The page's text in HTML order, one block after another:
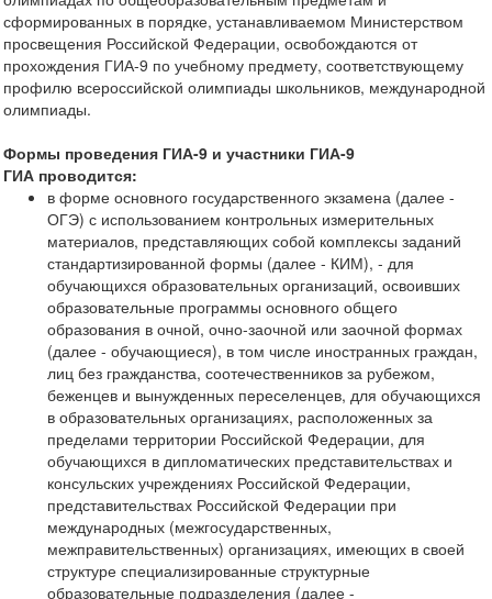
сформированных в порядке, устанавливаемом Министерством
просвещения Российской Федерации, освобождаются от
прохождения ГИА-9 по учебному предмету, соответствующему
профилю всероссийской олимпиады школьников, международной
олимпиады.
Формы проведения ГИА-9 и участники ГИА-9
ГИА проводится:
в форме основного государственного экзамена (далее -
ОГЭ) с использованием контрольных измерительных
материалов, представляющих собой комплексы заданий
стандартизированной формы (далее - КИМ), - для
обучающихся образовательных организаций, освоивших
образовательные программы основного общего
образования в очной, очно-заочной или заочной формах
(далее - обучающиеся), в том числе иностранных граждан,
лиц без гражданства, соотечественников за рубежом,
беженцев и вынужденных переселенцев, для обучающихся
в образовательных организациях, расположенных за
пределами территории Российской Федерации, для
обучающихся в дипломатических представительствах и
консульских учреждениях Российской Федерации,
представительствах Российской Федерации при
международных (межгосударственных,
межправительственных) организациях, имеющих в своей
структуре специализированные структурные
образовательные подразделения (далее -